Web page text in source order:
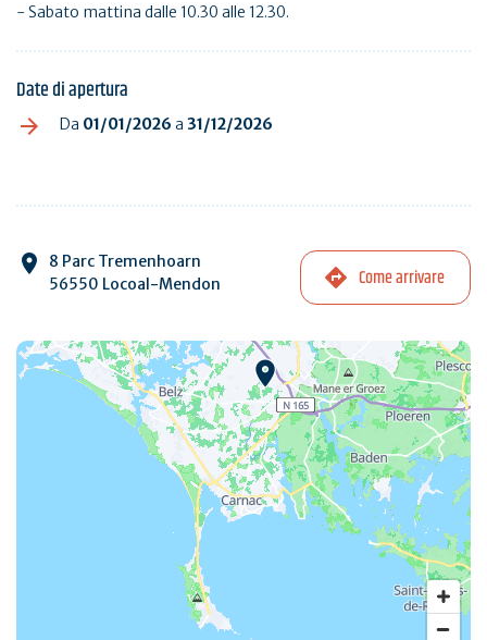
- Sabato mattina dalle 10.30 alle 12.30.
Date di apertura
Da 01/01/2026 a 31/12/2026
8 Parc Tremenhoarn
56550 Locoal-Mendon
Come arrivare